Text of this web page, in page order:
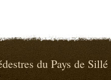
du Pays de Sillé